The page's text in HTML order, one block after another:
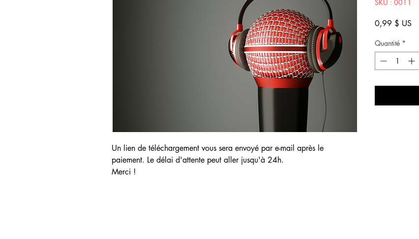
Un lien de téléchargement vous sera envoyé par e-mail après le
paiement. Le délai d'attente peut aller jusqu'à 24h.
Merci !
SKU : 0011
0,99 $ USPrix
Quantité *